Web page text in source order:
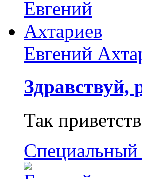
Евгений
Здравствуй,
Так
Специальный